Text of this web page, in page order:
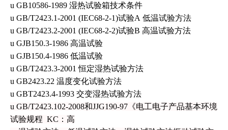
u GB10586-1989 湿热试验箱技术条件
u GB/T2423.1-2001 (IEC68-2-1)试验A 低温试验方法
u GB/T2423.2-2001 (IEC68-2-2)试验B 高温试验方法
u GJB150.3-1986 高温试验
u GJB150.4-1986 低温试验
u GB/T2423.3-2001恒定湿热试验方法
u GB2423.22 温度变化试验方法
u GBT2423.4-1993 交变湿热试验方法
u GB/T2423.102-2008和JJG190-97 《电工电子产品基本环境
试验规程 KC ：高